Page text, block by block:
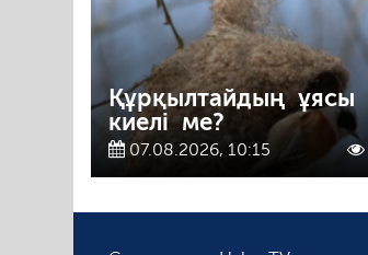
Құрқылтайдың ұясы
киелі ме?
07.08.2026, 10:15